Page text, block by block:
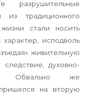
разрушительные
из традиционного
стали носить
исподволь
живительную
духовно-
Обвально же
на вторую